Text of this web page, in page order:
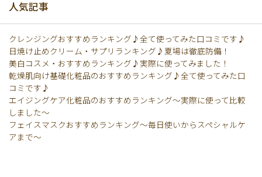
人気記事
クレンジングおすすめランキング♪全て使ってみた口コミです♪
日焼け止めクリーム・サプリランキング♪夏場は徹底防備！
美白コスメ・おすすめランキング♪実際に使ってみました！
乾燥肌向け基礎化粧品のおすすめランキング♪全て使ってみた口
コミです♪
エイジングケア化粧品のおすすめランキング〜実際に使って比較
しました〜
フェイスマスクおすすめランキング〜毎日使いからスペシャルケ
アまで〜